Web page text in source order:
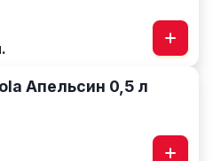
Апельсин 0,5 л